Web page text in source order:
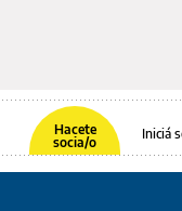
Hacete
socia/o
Iniciá